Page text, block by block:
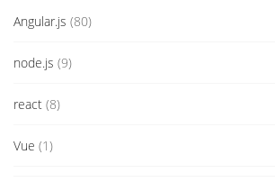
Angular.js (80)
node.js (9)
react (8)
Vue (1)